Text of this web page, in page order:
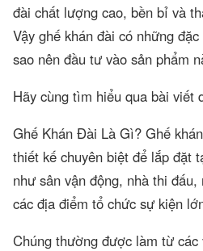
đài chất lượng cao, bền bỉ và
Vậy ghế khán đài có những
sao nên đầu tư vào sản phẩm
Hãy cùng tìm hiểu qua bài viết
Ghế Khán Đài Là Gì? Ghế
thiết kế chuyên biệt để lắp đặt
như sân vận động, nhà thi
các địa điểm tổ chức sự kiện
Chúng thường được làm từ